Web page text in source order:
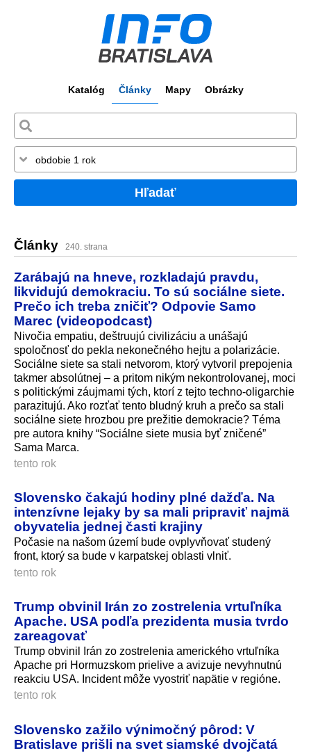
Katalóg Články Mapy Obrázky
Hľadať
Články 240. strana
Zarábajú na hneve, rozkladajú pravdu,
likvidujú demokraciu. To sú sociálne siete.
Prečo ich treba zničiť? Odpovie Samo
Marec (videopodcast)
Nivočia empatiu, deštruujú civilizáciu a unášajú
spoločnosť do pekla nekonečného hejtu a polarizácie.
Sociálne siete sa stali netvorom, ktorý vytvoril prepojenia
takmer absolútnej – a pritom nikým nekontrolovanej, moci
s politickými záujmami tých, ktorí z tejto techno-oligarchie
parazitujú. Ako rozťať tento bludný kruh a prečo sa stali
sociálne siete hrozbou pre prežitie demokracie? Téma
pre autora knihy “Sociálne siete musia byť zničené”
Sama Marca.
tento rok
Slovensko čakajú hodiny plné dažďa. Na
intenzívne lejaky by sa mali pripraviť najmä
obyvatelia jednej časti krajiny
Počasie na našom území bude ovplyvňovať studený
front, ktorý sa bude v karpatskej oblasti vlniť.
tento rok
Trump obvinil Irán zo zostrelenia vrtuľníka
Apache. USA podľa prezidenta musia tvrdo
zareagovať
Trump obvinil Irán zo zostrelenia amerického vrtuľníka
Apache pri Hormuzskom prielive a avizuje nevyhnutnú
reakciu USA. Incident môže vyostriť napätie v regióne.
tento rok
Slovensko zažilo výnimočný pôrod: V
Bratislave prišli na svet siamské dvojčatá